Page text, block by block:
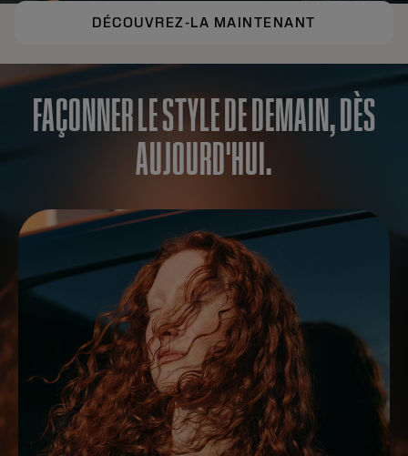
DÉCOUVREZ-LA MAINTENANT
FAÇONNER LE STYLE DE DEMAIN, DÈS
AUJOURD'HUI.